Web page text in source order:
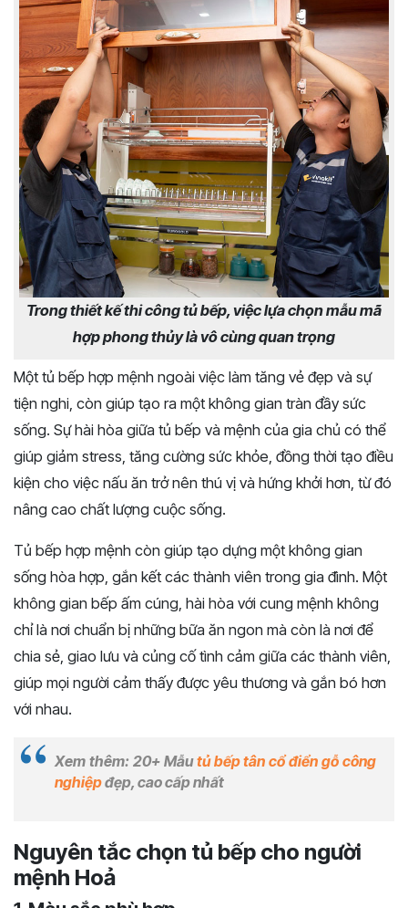
Trong thiết kế thi công tủ bếp, việc lựa chọn mẫu mã
hợp phong thủy là vô cùng quan trọng
Một tủ bếp hợp mệnh ngoài việc làm tăng vẻ đẹp và sự
tiện nghi, còn giúp tạo ra một không gian tràn đầy sức
sống. Sự hài hòa giữa tủ bếp và mệnh của gia chủ có thể
giúp giảm stress, tăng cường sức khỏe, đồng thời tạo điều
kiện cho việc nấu ăn trở nên thú vị và hứng khởi hơn, từ đó
nâng cao chất lượng cuộc sống.
Tủ bếp hợp mệnh còn giúp tạo dựng một không gian
sống hòa hợp, gắn kết các thành viên trong gia đình. Một
không gian bếp ấm cúng, hài hòa với cung mệnh không
chỉ là nơi chuẩn bị những bữa ăn ngon mà còn là nơi để
chia sẻ, giao lưu và củng cố tình cảm giữa các thành viên,
giúp mọi người cảm thấy được yêu thương và gắn bó hơn
với nhau.
Xem thêm: 20+ Mẫutủ bếp tân cổ điển gỗ công
nghiệpđẹp, cao cấp nhất
Nguyên tắc chọn tủ bếp cho người
mệnh Hoả